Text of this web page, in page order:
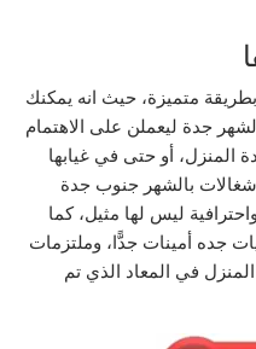
متميزة، حيث انه يمكنك
جدة ليعملن على الاهتمام
المنزل، أو حتى في غيابها
شغالات بالشهر جنوب جدة
ليس لها مثيل، كما
جده أمينات جدًّا، وملتزمات
في المعاد الذي تم